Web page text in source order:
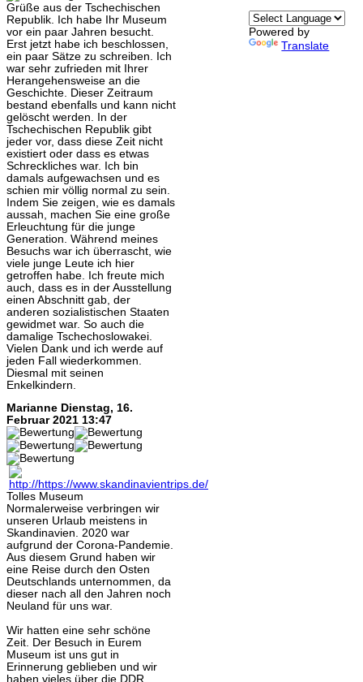
Grüße aus der Tschechischen
Republik. Ich habe Ihr Museum
vor ein paar Jahren besucht.
Erst jetzt habe ich beschlossen,
ein paar Sätze zu schreiben. Ich
war sehr zufrieden mit Ihrer
Herangehensweise an die
Geschichte. Dieser Zeitraum
bestand ebenfalls und kann nicht
gelöscht werden. In der
Tschechischen Republik gibt
jeder vor, dass diese Zeit nicht
existiert oder dass es etwas
Schreckliches war. Ich bin
damals aufgewachsen und es
schien mir völlig normal zu sein.
Indem Sie zeigen, wie es damals
aussah, machen Sie eine große
Erleuchtung für die junge
Generation. Während meines
Besuchs war ich überrascht, wie
viele junge Leute ich hier
getroffen habe. Ich freute mich
auch, dass es in der Ausstellung
einen Abschnitt gab, der
anderen sozialistischen Staaten
gewidmet war. So auch die
damalige Tschechoslowakei.
Vielen Dank und ich werde auf
jeden Fall wiederkommen.
Diesmal mit seinen
Enkelkindern.
Marianne Dienstag, 16.
Februar 2021 13:47
Tolles Museum
Normalerweise verbringen wir
unseren Urlaub meistens in
Skandinavien. 2020 war
aufgrund der Corona-Pandemie.
Aus diesem Grund haben wir
eine Reise durch den Osten
Deutschlands unternommen, da
dieser nach all den Jahren noch
Neuland für uns war.
Wir hatten eine sehr schöne
Zeit. Der Besuch in Eurem
Museum ist uns gut in
Erinnerung geblieben und wir
haben vieles über die DDR
Powered by
Translate